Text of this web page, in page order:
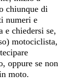
chiunque di
numeri e
e chiedersi se,
motociclista,
oppure se non
moto.